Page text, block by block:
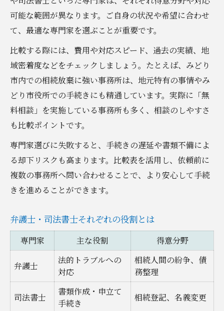
可能な範囲が異なります。ご自身の状況や希望に合わせ
て、最適な専門家を選ぶことが重要です。
比較する際には、費用や対応スピード、過去の実績、地
域密着度などをチェックしましょう。たとえば、みどり
市内での相続放棄に強い事務所は、地元特有の事情やみ
どり市役所での手続きにも精通しています。実際に「無
料相談」を実施している事務所も多く、相談のしやすさ
も比較ポイントです。
専門家選びに失敗すると、手続きの遅延や書類不備によ
る却下リスクも高まります。比較表を活用し、依頼前に
複数の事務所へ問い合わせることで、より安心して手続
きを進めることができます。
弁護士・司法書士それぞれの役割とは
専門家 主な役割 得意分野
弁護士
法的トラブルへの
対応
相続人間の紛争、債
務整理
司法書士
書類作成・申立て
手続き
相続登記、名義変更